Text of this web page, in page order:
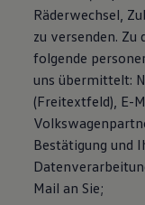
Räderwechsel,
zu versenden.
folgende
uns übermittelt:
(Freitextfeld), E-
Bestätigung und
Mail an Sie;